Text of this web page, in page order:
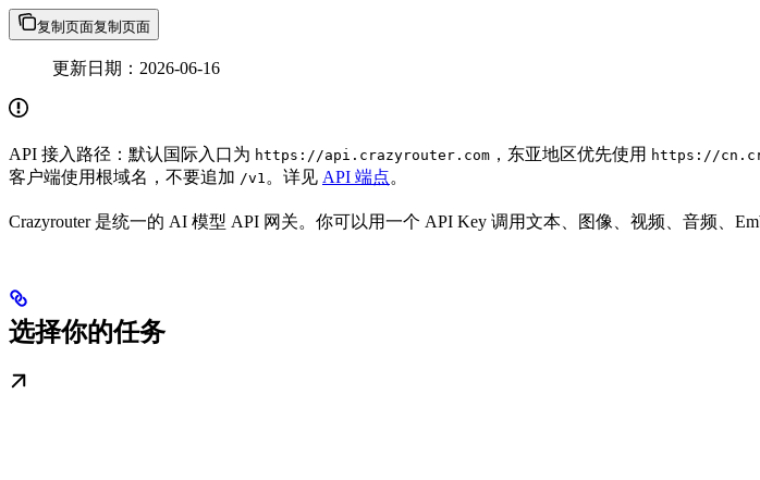
复制页面复制页面
更新日期：2026-06-16
API 接入路径：默认国际入口为 https://api.crazyrouter.com ，东亚地区优先使用 https://
客户端使用根域名，不要追加 /v1 。详见 API 端点。
Crazyrouter 是统一的 AI 模型 API 网关。你可以用一个 API Key 调用文本、图像、视频、音频、
选择你的任务